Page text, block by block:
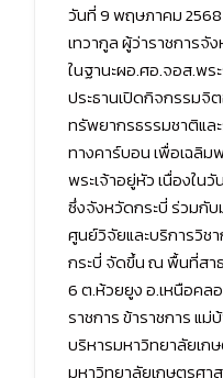
วันที่ 9 พฤษภาคม
เทวากูล ผู้ว่าราชการจั
ในฐานะผอ.ศอ.จอส.พร
ประธานเปิดกิจกรรม
ทรัพยากรธรรมชาติแล
ทางคาร์บอน เพื่อเฉลิม
พระเจ้าอยู่หัว เนื่องใ
ซึ่งจังหวัดกระบี่ ร่วมกั
ศูนย์วิจัยและบริการวิช
กระบี่ จัดขึ้น ณ พื้นที่สา
6 ต.ห้วยยูง อ.เหนือคล
ราชการ ข้าราชการ แ
บริหารมหาวิทยาลัยเก
มหาวิทยาลัยเกษตรศา